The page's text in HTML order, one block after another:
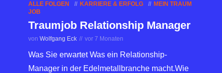
ALLE FOLGEN KARRIERE & ERFOLG
MEIN TRAUM
JOB
Traumjob Relationship Manager
von Wolfgang Eck vor 7 Monaten
Was Sie erwartet Was ein Relationship-
Manager in der Edelmetallbranche macht.Wie